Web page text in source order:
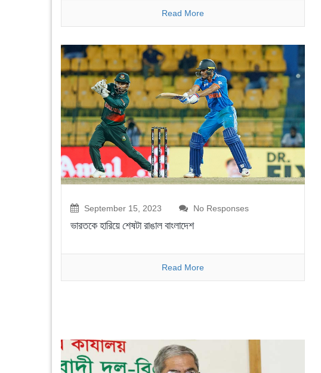
Read More
September 15, 2023 No Responses
ভারতকে হারিয়ে শেষটা রাঙাল বাংলাদেশ
Read More